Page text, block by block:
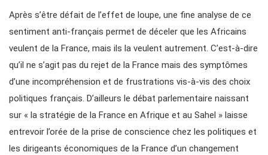
Après s’être défait de l’effet de loupe, une fine analyse de ce
sentiment anti-français permet de déceler que les Africains
veulent de la France, mais ils la veulent autrement. C’est-à-dire
qu’il ne s’agit pas du rejet de la France mais des symptômes
d’une incompréhension et de frustrations vis-à-vis des choix
politiques français. D’ailleurs le débat parlementaire naissant
sur « la stratégie de la France en Afrique et au Sahel » laisse
entrevoir l’orée de la prise de conscience chez les politiques et
les dirigeants économiques de la France d’un changement